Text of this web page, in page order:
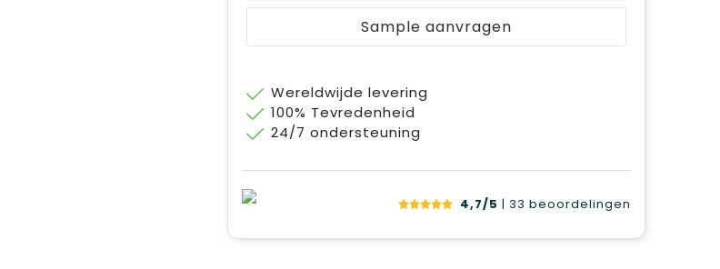
Sample aanvragen
Wereldwijde levering
100% Tevredenheid
24/7 ondersteuning
4,7/5 | 33 beoordelingen